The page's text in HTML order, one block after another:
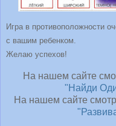
Игра в противоположности
с вашим ребенком.
Желаю успехов!
На нашем сайте
"Найди
На нашем сайте